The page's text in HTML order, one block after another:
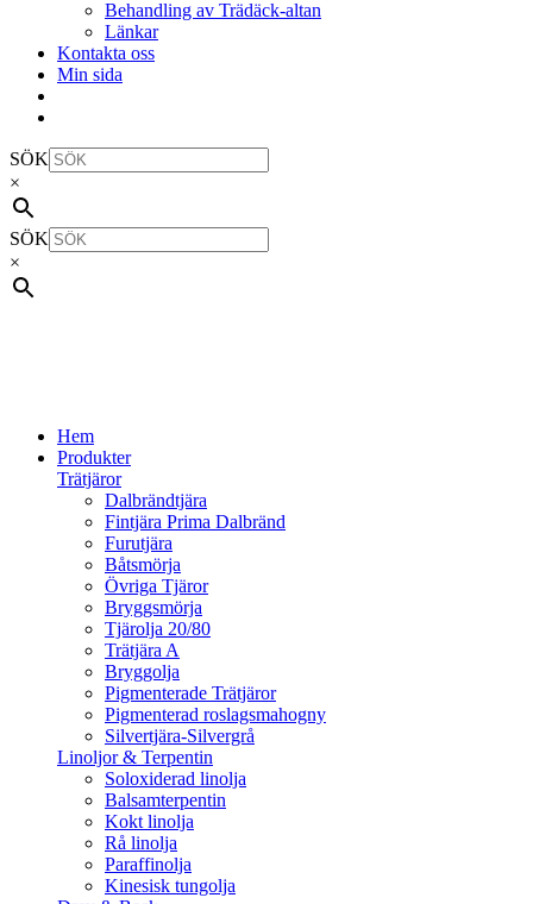
Behandling av Trädäck-altan
Länkar
Kontakta oss
Min sida
SÖK
×
SÖK
×
Hem
Produkter
Trätjäror
Dalbrändtjära
Fintjära Prima Dalbränd
Furutjära
Båtsmörja
Övriga Tjäror
Bryggsmörja
Tjärolja 20/80
Trätjära A
Bryggolja
Pigmenterade Trätjäror
Pigmenterad roslagsmahogny
Silvertjära-Silvergrå
Linoljor & Terpentin
Soloxiderad linolja
Balsamterpentin
Kokt linolja
Rå linolja
Paraffinolja
Kinesisk tungolja